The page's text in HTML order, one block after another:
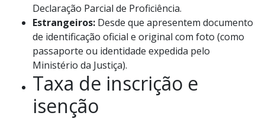
Declaração Parcial de Proficiência.
Estrangeiros: Desde que apresentem documento
de identificação oficial e original com foto (como
passaporte ou identidade expedida pelo
Ministério da Justiça).
Taxa de inscrição e
isenção